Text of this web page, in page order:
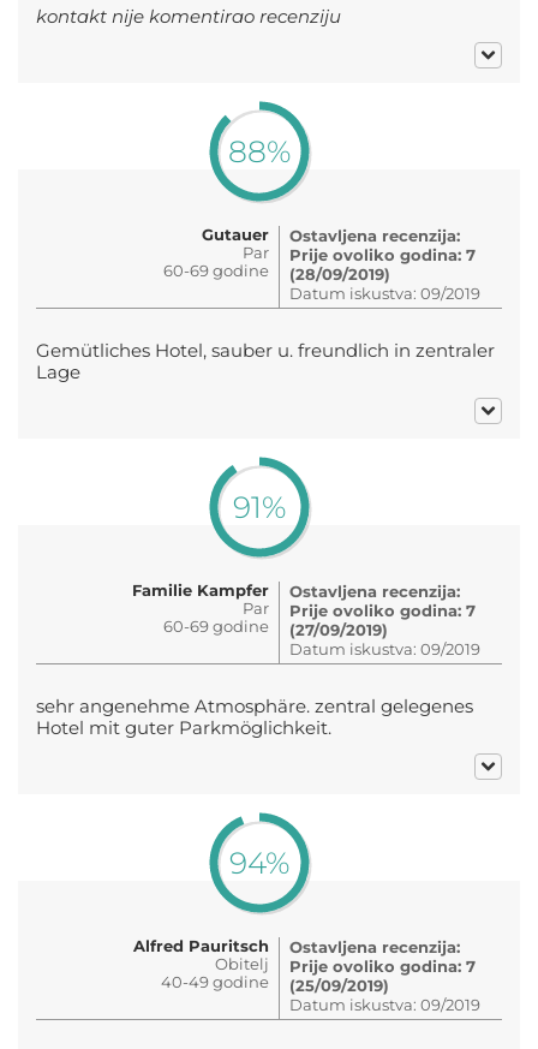
kontakt nije komentirao recenziju
88%
Gutauer
Par
60-69 godine
Ostavljena recenzija:
Prije ovoliko godina: 7
(28/09/2019)
Datum iskustva: 09/2019
Gemütliches Hotel, sauber u. freundlich in zentraler
Lage
91%
Familie Kampfer
Par
60-69 godine
Ostavljena recenzija:
Prije ovoliko godina: 7
(27/09/2019)
Datum iskustva: 09/2019
sehr angenehme Atmosphäre. zentral gelegenes
Hotel mit guter Parkmöglichkeit.
94%
Alfred Pauritsch
Obitelj
40-49 godine
Ostavljena recenzija:
Prije ovoliko godina: 7
(25/09/2019)
Datum iskustva: 09/2019